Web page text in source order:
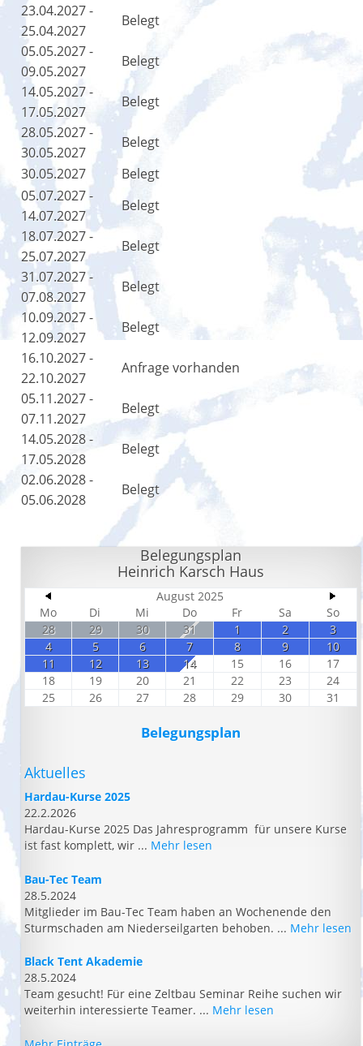
23.04.2027 -
25.04.2027
Belegt
05.05.2027 -
09.05.2027
Belegt
14.05.2027 -
17.05.2027
Belegt
28.05.2027 -
30.05.2027
Belegt
30.05.2027
Belegt
05.07.2027 -
14.07.2027
Belegt
18.07.2027 -
25.07.2027
Belegt
31.07.2027 -
07.08.2027
Belegt
10.09.2027 -
12.09.2027
Belegt
16.10.2027 -
22.10.2027
Anfrage vorhanden
05.11.2027 -
07.11.2027
Belegt
14.05.2028 -
17.05.2028
Belegt
02.06.2028 -
05.06.2028
Belegt
Belegungsplan
Heinrich Karsch Haus
August 2025
Mo
Di Mi Do Fr Sa
So
28
29 30 31 1 2
3
4
5 6 7 8 9
10
11
12 13 14 15 16
17
18
19 20 21 22 23
24
25
26 27 28 29 30 31
Belegungsplan
Aktuelles
Hardau-Kurse 2025
22.2.2026
Hardau-Kurse 2025 Das Jahresprogramm für unsere Kurse
ist fast komplett, wir ... Mehr lesen
Bau-Tec Team
28.5.2024
Mitglieder im Bau-Tec Team haben an Wochenende den
Sturmschaden am Niederseilgarten behoben. ... Mehr lesen
Black Tent Akademie
28.5.2024
Team gesucht! Für eine Zeltbau Seminar Reihe suchen wir
weiterhin interessierte Teamer. ... Mehr lesen